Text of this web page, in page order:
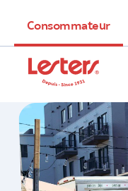
Consommateur